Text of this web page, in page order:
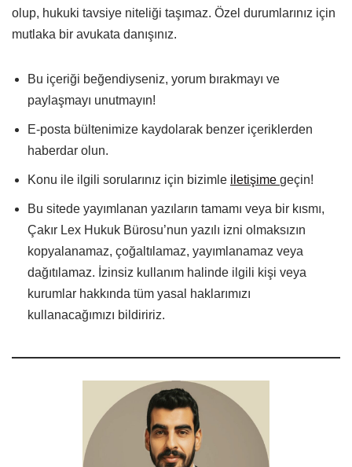
olup, hukuki tavsiye niteliği taşımaz. Özel durumlarınız için
mutlaka bir avukata danışınız.
Bu içeriği beğendiyseniz, yorum bırakmayı ve
paylaşmayı unutmayın!
E-posta bültenimize kaydolarak benzer içeriklerden
haberdar olun.
Konu ile ilgili sorularınız için bizimle iletişime geçin!
Bu sitede yayımlanan yazıların tamamı veya bir kısmı,
Çakır Lex Hukuk Bürosu’nun yazılı izni olmaksızın
kopyalanamaz, çoğaltılamaz, yayımlanamaz veya
dağıtılamaz. İzinsiz kullanım halinde ilgili kişi veya
kurumlar hakkında tüm yasal haklarımızı
kullanacağımızı bildiririz.